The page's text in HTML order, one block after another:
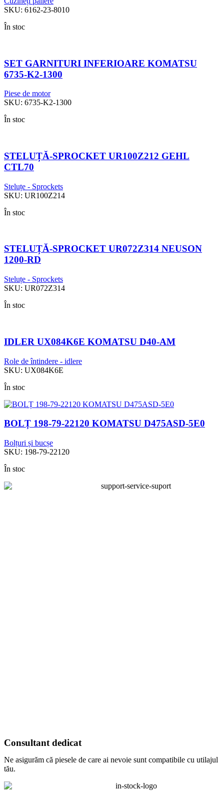
SKU: 6162-23-8010
În stoc
SET GARNITURI INFERIOARE KOMATSU
6735-K2-1300
Piese de motor
SKU: 6735-K2-1300
În stoc
STELUȚĂ-SPROCKET UR100Z212 GEHL
CTL70
Steluțe - Sprockets
SKU: UR100Z214
În stoc
STELUȚĂ-SPROCKET UR072Z314 NEUSON
1200-RD
Steluțe - Sprockets
SKU: UR072Z314
În stoc
IDLER UX084K6E KOMATSU D40-AM
Role de întindere - idlere
SKU: UX084K6E
În stoc
BOLȚ 198-79-22120 KOMATSU D475ASD-5E0
Bolțuri și bucșe
SKU: 198-79-22120
În stoc
Consultant dedicat
Ne asigurăm că piesele de care ai nevoie sunt compatibile cu utilajul
tău.